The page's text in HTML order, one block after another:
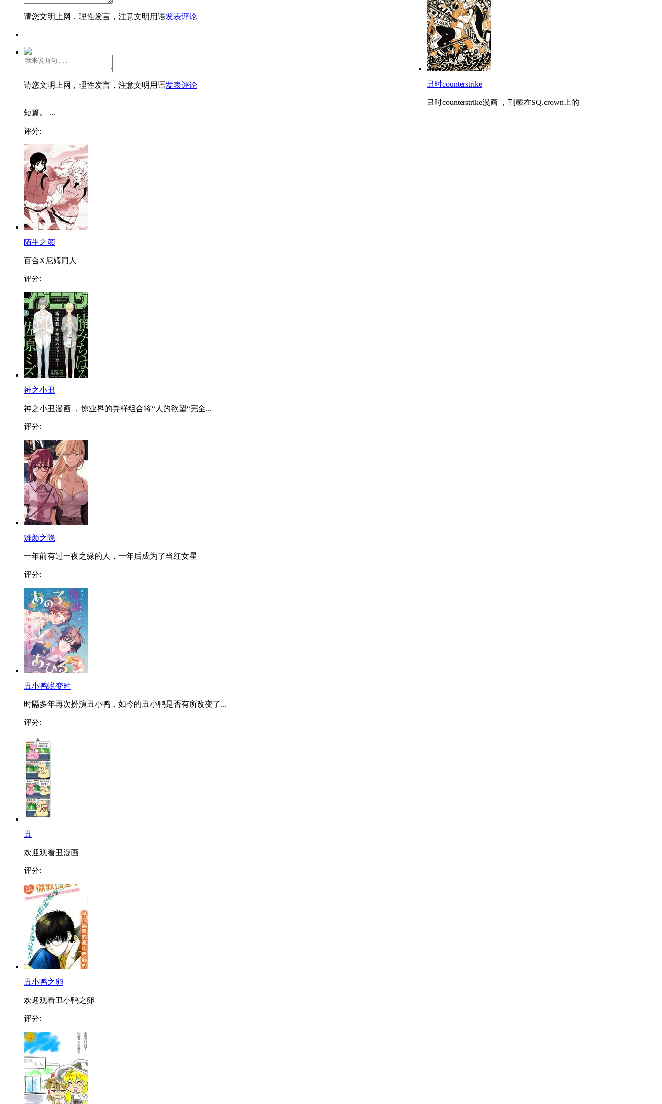
请您文明上网，理性发言，注意文明用语发表评论
请您文明上网，理性发言，注意文明用语发表评论 丑时counterstrike
丑时counterstrike漫画 ，刊載在SQ.crown上的
短篇。 ...
评分:
陌生之颜
百合X尼姆同人
评分:
神之小丑
神之小丑漫画 ，惊业界的异样组合将“人的欲望“完全...
评分:
难颜之隐
一年前有过一夜之缘的人，一年后成为了当红女星
评分:
丑小鸭蜕变时
时隔多年再次扮演丑小鸭，如今的丑小鸭是否有所改变了...
评分:
丑
欢迎观看丑漫画
评分:
丑小鸭之卵
欢迎观看丑小鸭之卵
评分: